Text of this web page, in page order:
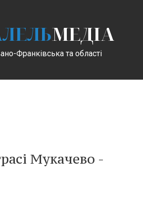
МЕДІА
Франківська та області
Мукачево -